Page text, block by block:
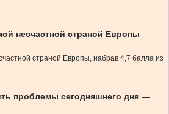
несчастной страной Европы
страной Европы, набрав 4,7 балла из
проблемы сегодняшнего дня —